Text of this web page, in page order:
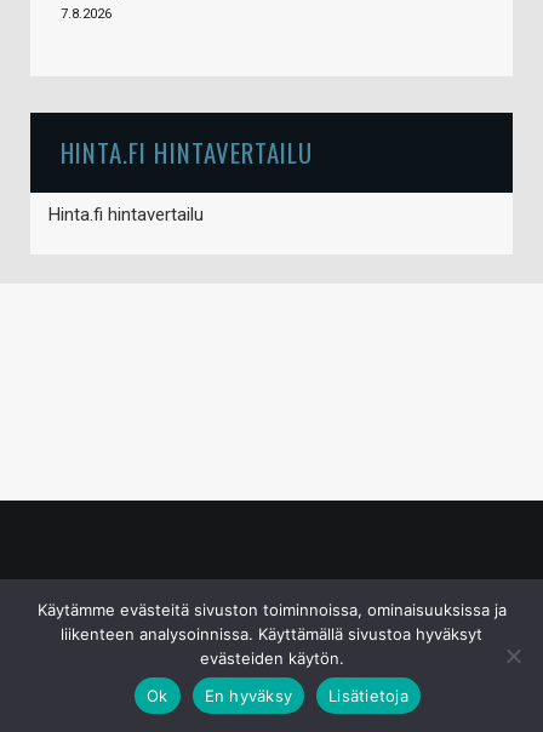
7.8.2026
HINTA.FI HINTAVERTAILU
Hinta.fi hintavertailu
Käytämme evästeitä sivuston toiminnoissa, ominaisuuksissa ja
liikenteen analysoinnissa. Käyttämällä sivustoa hyväksyt
evästeiden käytön.
Ok
En hyväksy Lisätietoja